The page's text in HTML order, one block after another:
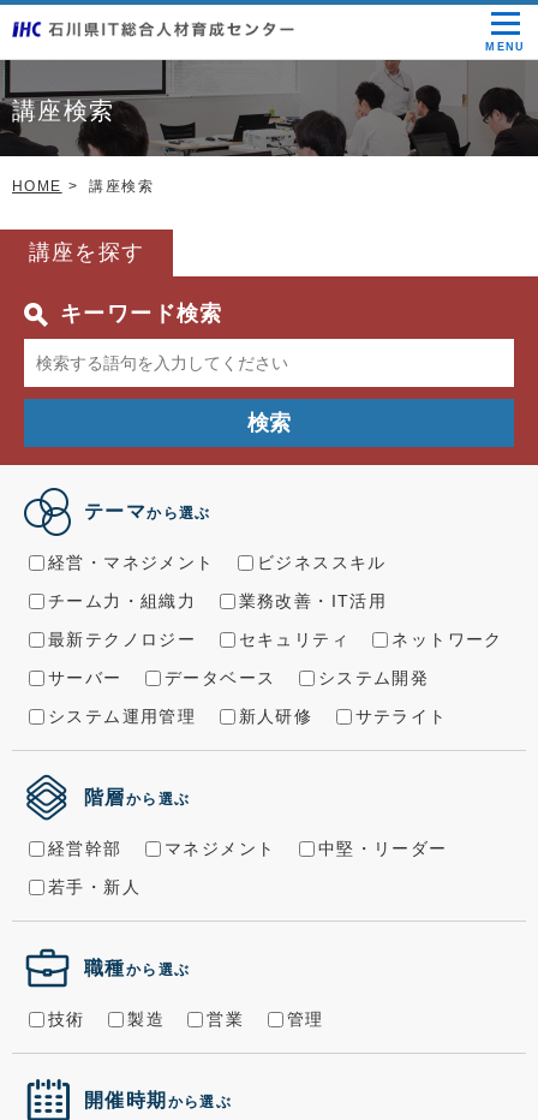
MENU
講座検索
HOME 講座検索
講座を探す
キーワード検索
検索
テーマから選ぶ
経営・マネジメント
ビジネススキル
チーム力・組織力
業務改善・IT活用
最新テクノロジー
セキュリティ
ネットワーク
サーバー
データベース
システム開発
システム運用管理
新人研修 サテライト
階層から選ぶ
経営幹部 マネジメント
中堅・リーダー
若手・新人
職種から選ぶ
技術 製造 営業 管理
開催時期 から選ぶ